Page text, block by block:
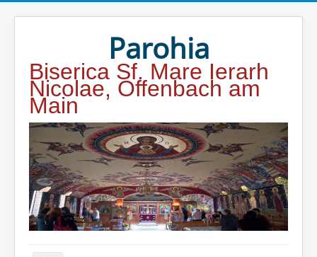
Parohia
Biserica Sf. Mare Ierarh
Nicolae, Offenbach am
Main